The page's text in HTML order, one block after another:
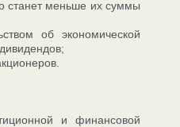
станет меньше их суммы
об экономической
и финансовой